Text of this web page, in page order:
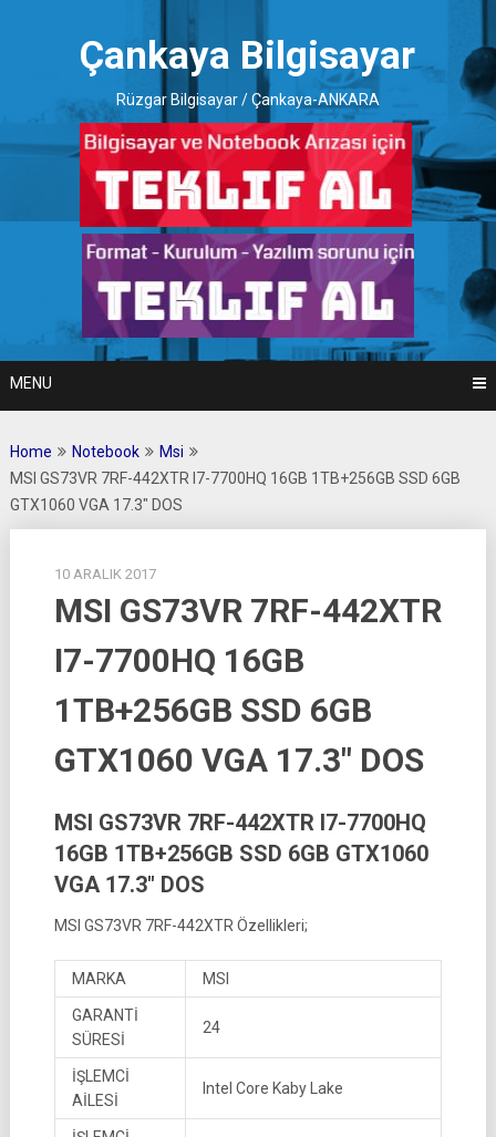
Çankaya Bilgisayar
Rüzgar Bilgisayar / Çankaya-ANKARA
MENU
Home Notebook
Msi
MSI GS73VR 7RF-442XTR I7-7700HQ 16GB 1TB+256GB SSD 6GB
GTX1060 VGA 17.3″ DOS
10 ARALIK 2017
MSI GS73VR 7RF-442XTR
I7-7700HQ 16GB
1TB+256GB SSD 6GB
GTX1060 VGA 17.3″ DOS
MSI GS73VR 7RF-442XTR I7-7700HQ
16GB 1TB+256GB SSD 6GB GTX1060
VGA 17.3″ DOS
MSI GS73VR 7RF-442XTR Özellikleri;
MARKA MSI
GARANTİ
SÜRESİ
24
İŞLEMCİ
AİLESİ
Intel Core Kaby Lake